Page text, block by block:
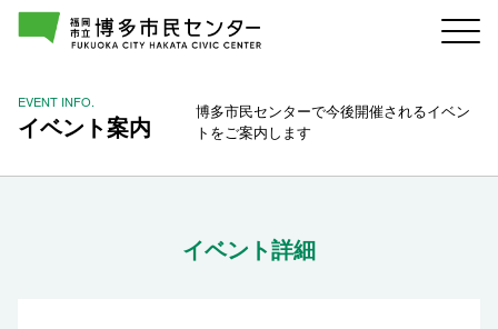
EVENT INFO.
イベント案内
博多市民センターで今後開催されるイベン
トをご案内します
イベント詳細